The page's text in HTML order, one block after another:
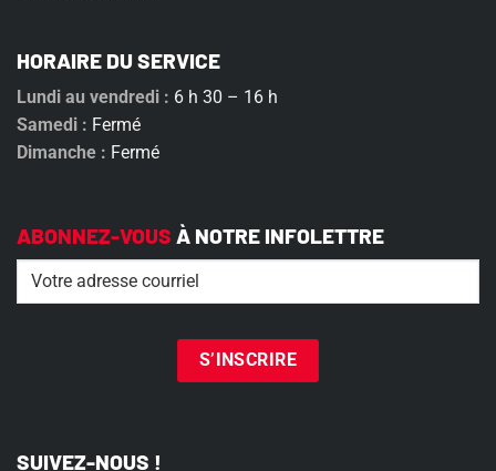
HORAIRE DU SERVICE
Lundi au vendredi : 6 h 30 – 16 h
Samedi : Fermé
Dimanche : Fermé
ABONNEZ-VOUS À NOTRE INFOLETTRE
Email (Nécessaire)
SUIVEZ-NOUS !